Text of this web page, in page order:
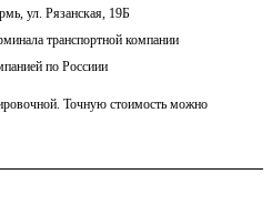
ул. Рязанская, 19Б
транспортной компании
по Россиии
Точную стоимость можно